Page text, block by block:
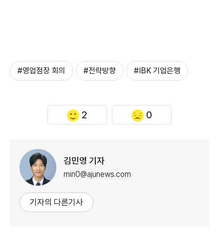
#영업점장 회의 #전략방향 #IBK 기업은행
2 0
김민영 기자
min0@ajunews.com
기자의 다른기사